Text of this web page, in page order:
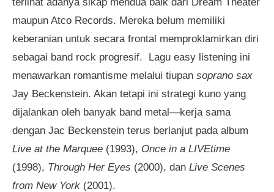
maupun Atco Records. Mereka belum memiliki
keberanian untuk secara frontal memproklamirkan diri
sebagai band rock progresif. Lagu easy listening ini
menawarkan romantisme melalui tiupan soprano sax
Jay Beckenstein. Akan tetapi ini strategi kuno yang
dijalankan oleh banyak band metal—kerja sama
dengan Jac Beckenstein terus berlanjut pada album
Live at the Marquee (1993), Once in a LIVEtime
(1998), Through Her Eyes (2000), dan Live Scenes
from New York (2001).